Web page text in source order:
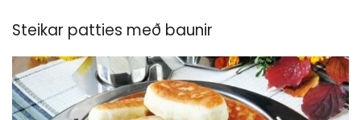
Steikar patties með baunir